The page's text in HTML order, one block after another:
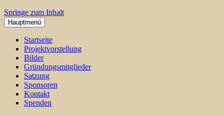
Springe zum Inhalt
Hauptmenü
Startseite
Projektvorstellung
Bilder
Gründungsmitglieder
Satzung
Sponsoren
Kontakt
Spenden